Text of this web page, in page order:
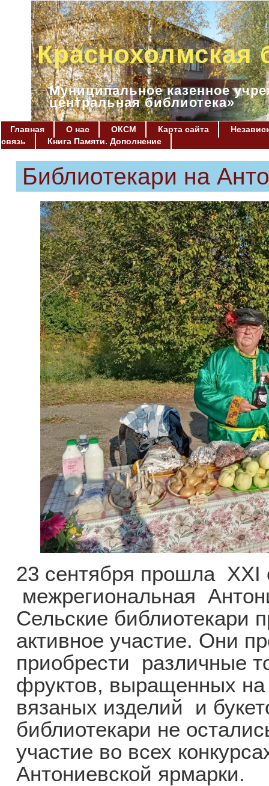
Краснохолмская
Муниципальное казенное
центральная библиотека»
Главная О нас ОКСМ Карта сайта
связь
Книга Памяти. Дополнение
Библиотекари на
23 сентября прошла XXI
межрегиональная
Сельские библиотекари
активное участие. Они
приобрести различные
фруктов, выращенных
вязаных изделий и
библиотекари не
участие во всех
Антониевской ярмарки.